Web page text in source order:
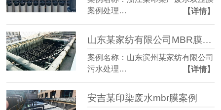
案例处理…
【详情】
山东某家纺有限公司MBR膜案例
案例名称：山东滨州某家纺有限公司
污水处理…
【详情】
安吉某印染废水mbr膜案例